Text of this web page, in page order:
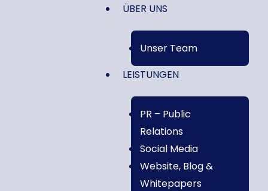
ÜBER UNS
Unser Team
LEISTUNGEN
PR – Public
Relations
Social Media
Website, Blog &
Whitepapers